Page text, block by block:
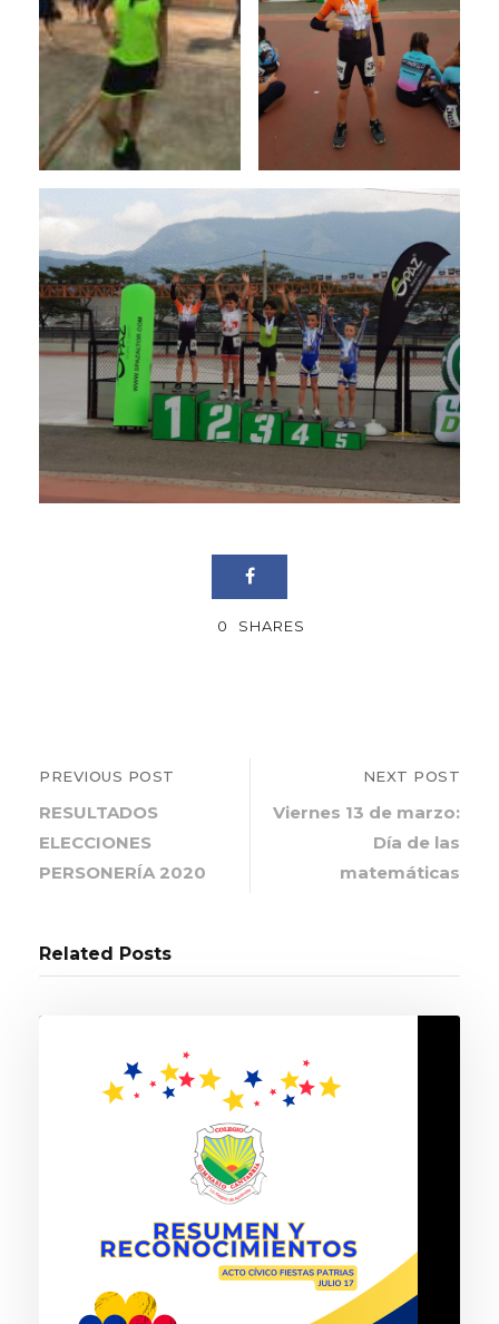
0 SHARES
PREVIOUS POST
RESULTADOS
ELECCIONES
PERSONERÍA 2020
NEXT POST
Viernes 13 de marzo:
Día de las
matemáticas
Related Posts